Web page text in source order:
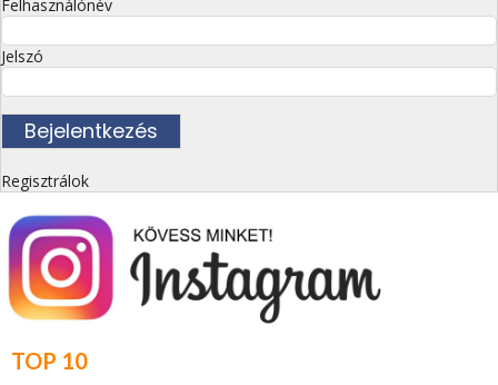
Felhasználónév
Jelszó
Regisztrálok
TOP 10